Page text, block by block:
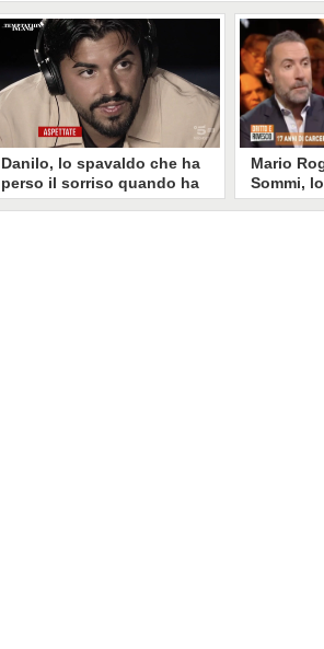
Danilo, lo spavaldo che ha
perso il sorriso quando ha
scoperto la gelosia a
Mario
Sommi,
torna
Rovescio